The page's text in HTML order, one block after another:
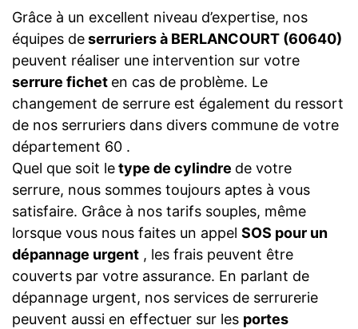
Grâce à un excellent niveau d’expertise, nos
équipes deserruriers à BERLANCOURT (60640)
peuvent réaliser une intervention sur votre
serrure fichet en cas de problème. Le
changement de serrure est également du ressort
de nos serruriers dans divers commune de votre
département 60 .
Quel que soit letype de cylindre de votre
serrure, nous sommes toujours aptes à vous
satisfaire. Grâce à nos tarifs souples, même
lorsque vous nous faites un appel SOS pour un
dépannage urgent , les frais peuvent être
couverts par votre assurance. En parlant de
dépannage urgent, nos services de serrurerie
peuvent aussi en effectuer sur les portes